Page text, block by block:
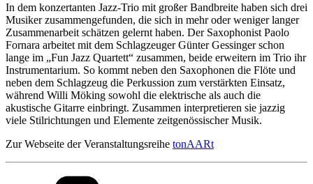
In dem konzertanten Jazz-Trio mit großer Bandbreite haben sich drei
Musiker zusammengefunden, die sich in mehr oder weniger langer
Zusammenarbeit schätzen gelernt haben. Der Saxophonist Paolo
Fornara arbeitet mit dem Schlagzeuger Günter Gessinger schon
lange im „Fun Jazz Quartett“ zusammen, beide erweitern im Trio ihr
Instrumentarium. So kommt neben den Saxophonen die Flöte und
neben dem Schlagzeug die Perkussion zum verstärkten Einsatz,
während Willi Möking sowohl die elektrische als auch die
akustische Gitarre einbringt. Zusammen interpretieren sie jazzig
viele Stilrichtungen und Elemente zeitgenössischer Musik.
Zur Webseite der Veranstaltungsreihe tonAARt